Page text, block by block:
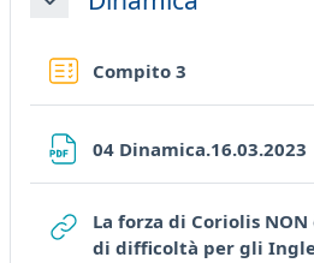
Minimizza
Compito 3
04 Dinamica.16.03.2023
La forza di Coriolis
di difficoltà per gli